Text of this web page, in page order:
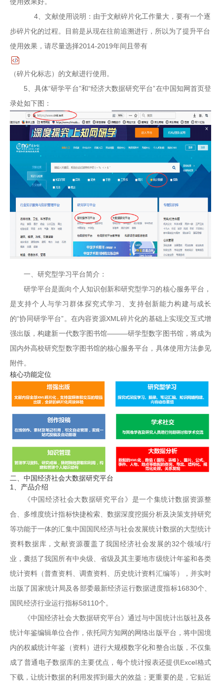
4、文献使用说明：由于文献碎片化工作量大，要有一个逐
步碎片化的过程。目前是从现在往前追溯进行，所以为了提升平台
使用效果，请尽量选择2014-2019年间且带有
（碎片化标志）的文献进行使用。
5、具体“研学平台”和“经济大数据研究平台”在中国知网首页登
录处如下图：
一、研究型学习平台简介：
研学平台是面向个人知识创新和研究型学习的核心服务平台，
是支持个人与学习群体探究式学习、支持创新能力构建与成长
的“协同研学平台”。在内容资源XML碎片化的基础上实现交互式增
强出版，构建新一代数字图书馆———研学型数字图书馆，将成为
国内外高校研究型数字图书馆的核心服务平台，具体使用方法参见
附件。
核心功能定位
二、中国经济社会大数据研究平台
1、产品介绍
《中国经济社会大数据研究平台》是一个集统计数据资源整
合、多维度统计指标快捷检索、数据深度挖掘分析及决策支持研究
等功能于一体的汇集中国国民经济与社会发展统计数据的大型统计
资料数据库，文献资源覆盖了我国经济社会发展的32个领域/行
业，囊括了我国所有中央级、省级及其主要地市级统计年鉴和各类
统计资料（普查资料、调查资料、历史统计资料汇编等），并实时
出版了国家统计局及各部委最新经济运行数据进度指标16830个、
国民经济行业运行指标58110个。
《中国经济社会大数据研究平台》通过与中国统计出版社及各
统计年鉴编辑单位合作，依托同方知网的网络出版平台，将中国境
内的权威统计年鉴（资料）进行大规模数字化和整合出版，不仅集
成了普通电子数据库的主要优点，每个统计报表还提供Excel格式
下载，让统计数据的利用发挥到最大的效益；更重要的是，它贴近